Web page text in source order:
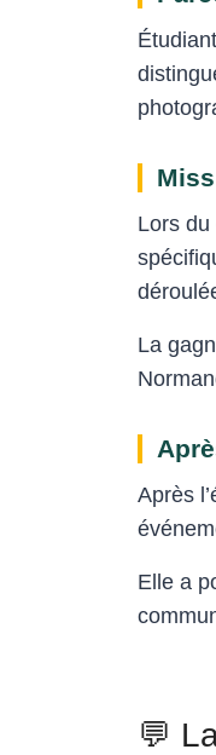
Lors
La
Après
Elle a
💬